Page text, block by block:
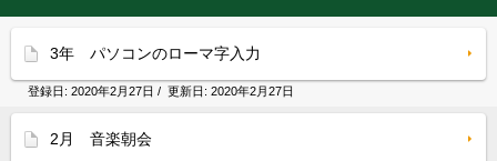
3年 パソコンのローマ字入力
登録日: 2020年2月27日 / 更新日: 2020年2月27日
2月 音楽朝会